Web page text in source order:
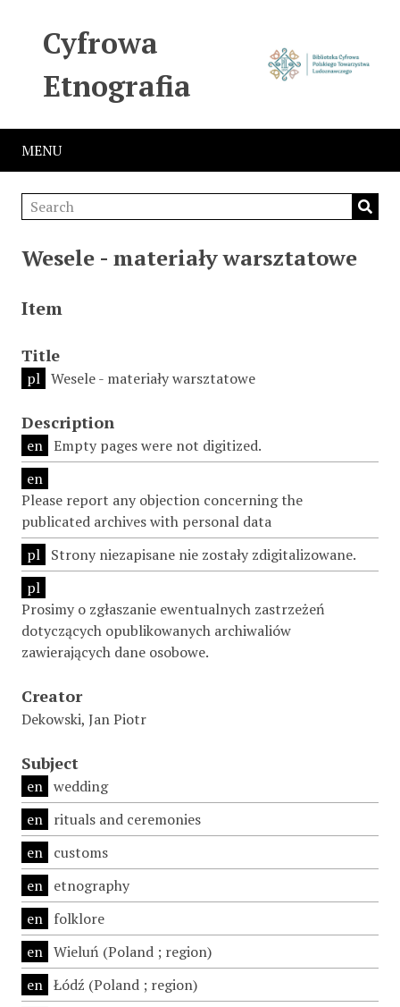
Cyfrowa
Etnografia
MENU
Wesele - materiały warsztatowe
Item
Title
pl Wesele - materiały warsztatowe
Description
en Empty pages were not digitized.
en
Please report any objection concerning the
publicated archives with personal data
pl Strony niezapisane nie zostały zdigitalizowane.
pl
Prosimy o zgłaszanie ewentualnych zastrzeżeń
dotyczących opublikowanych archiwaliów
zawierających dane osobowe.
Creator
Dekowski, Jan Piotr
Subject
en wedding
en rituals and ceremonies
en customs
en etnography
en folklore
en Wieluń (Poland ; region)
en Łódź (Poland ; region)